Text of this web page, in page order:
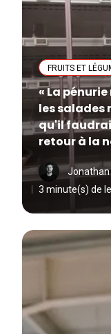
FRUITS ET
« La
les salades
qu'il
retour à la
Jonathan
3 minute(s) de